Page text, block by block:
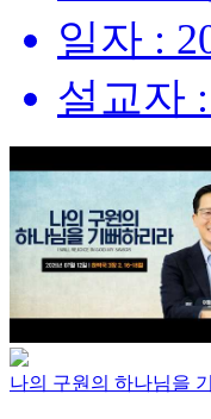
일자 :
설교자
나의 구원의 하나님을